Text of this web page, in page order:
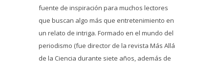
fuente de inspiración para muchos lectores
que buscan algo más que entretenimiento en
un relato de intriga. Formado en el mundo del
periodismo (fue director de la revista Más Allá
de la Ciencia durante siete años, además de